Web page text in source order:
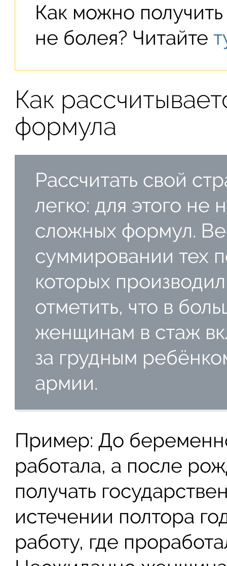
Как можно
не болея? Читайте
Как
формула
Рассчитать свой
легко: для этого не
сложных формул.
суммировании тех
которых
отметить, что в
женщинам в стаж
за грудным
армии.
Пример: До
работала, а после
получать
истечении полтора
работу, где